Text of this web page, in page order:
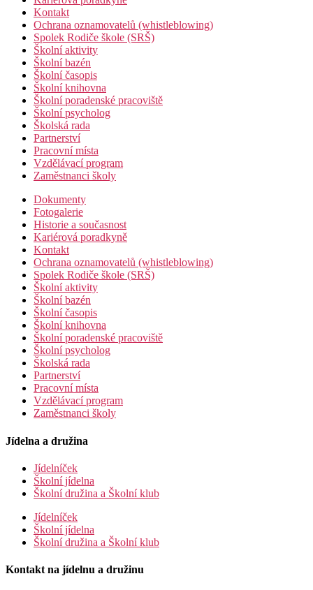
Kontakt
Ochrana oznamovatelů (whistleblowing)
Spolek Rodiče škole (SRŠ)
Školní aktivity
Školní bazén
Školní časopis
Školní knihovna
Školní poradenské pracoviště
Školní psycholog
Školská rada
Partnerství
Pracovní místa
Vzdělávací program
Zaměstnanci školy
Dokumenty
Fotogalerie
Historie a současnost
Kariérová poradkyně
Kontakt
Ochrana oznamovatelů (whistleblowing)
Spolek Rodiče škole (SRŠ)
Školní aktivity
Školní bazén
Školní časopis
Školní knihovna
Školní poradenské pracoviště
Školní psycholog
Školská rada
Partnerství
Pracovní místa
Vzdělávací program
Zaměstnanci školy
Jídelna a družina
Jídelníček
Školní jídelna
Školní družina a Školní klub
Jídelníček
Školní jídelna
Školní družina a Školní klub
Kontakt na jídelnu a družinu